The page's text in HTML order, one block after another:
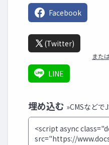
Facebook
(Twitter)
また
LINE
埋め込む »CMSなどで